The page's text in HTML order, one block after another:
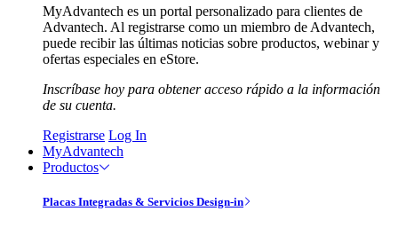
MyAdvantech es un portal personalizado para clientes de
Advantech. Al registrarse como un miembro de Advantech,
puede recibir las últimas noticias sobre productos, webinar y
ofertas especiales en eStore.
Inscríbase hoy para obtener acceso rápido a la información
de su cuenta.
Registrarse Log In
MyAdvantech
Productos
Placas Integradas & Servicios Design-in